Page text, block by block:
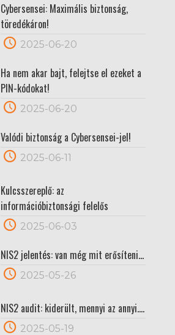
Cybersensei: Maximális biztonság,
töredékáron!
2025-06-20
Ha nem akar bajt, felejtse el ezeket a
PIN-kódokat!
2025-06-20
Valódi biztonság a Cybersensei-jel!
2025-06-11
Kulcsszereplő: az
információbiztonsági felelős
2025-06-03
NIS2 jelentés: van még mit erősíteni…
2025-05-26
NIS2 audit: kiderült, mennyi az annyi….
2025-05-19